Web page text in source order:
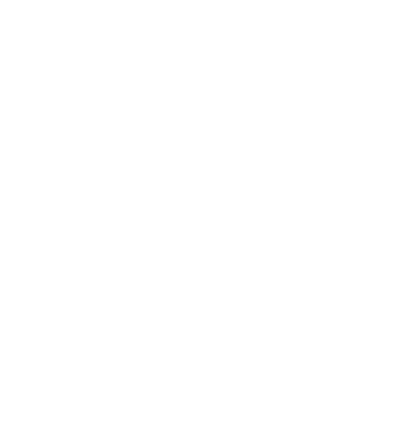
们的特点。例如，多摩美术大学、武藏野美术大学
。如果你动态多变，可以考虑这些学校的课程设
成功的道路就在前方。无论是选择申请东艺大，还
有疑问，随时欢迎大家交流，做一个志同道合的艺